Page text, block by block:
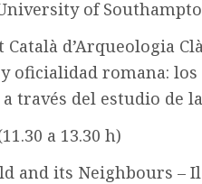
of
d’Arqueologia
oficialidad romana:
través del estudio de
a 13.30 h)
and its Neighbours –